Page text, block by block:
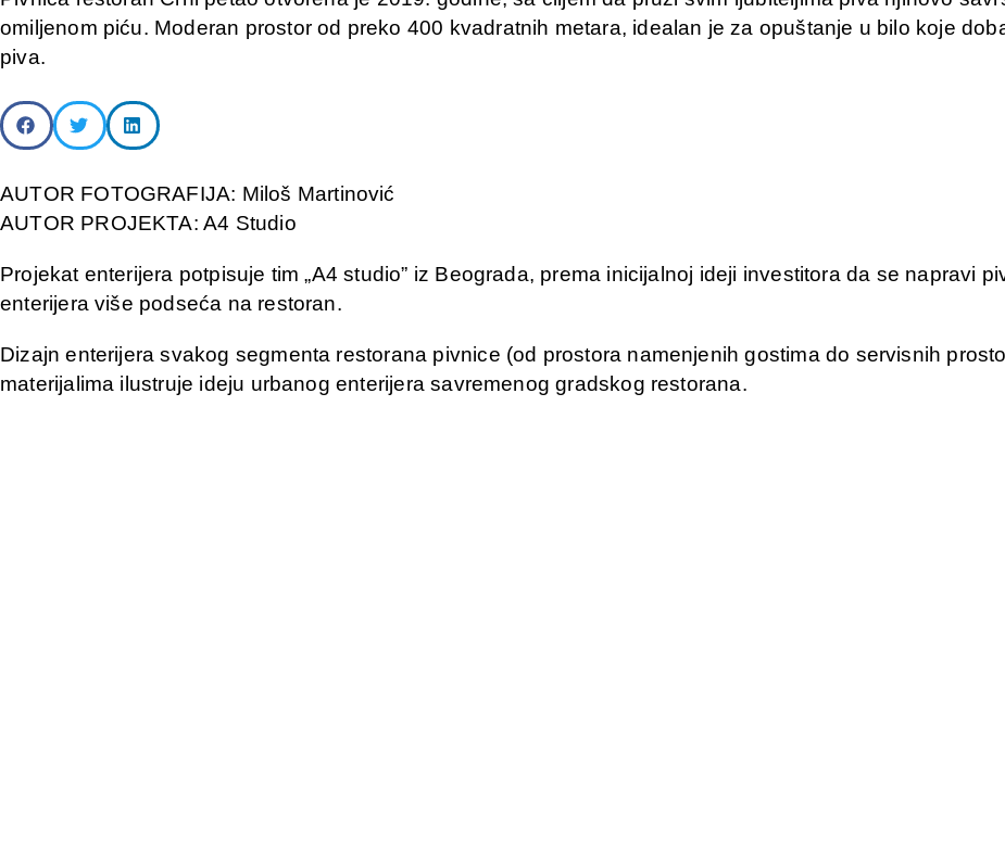
omiljenom piću. Moderan prostor od preko 400 kvadratnih metara, idealan je za opuštanje u bilo koje
piva.
AUTOR FOTOGRAFIJA: Miloš Martinović
AUTOR PROJEKTA: A4 Studio
Projekat enterijera potpisuje tim „A4 studio” iz Beograda, prema inicijalnoj ideji investitora da se napravi
enterijera više podseća na restoran.
Dizajn enterijera svakog segmenta restorana pivnice (od prostora namenjenih gostima do servisnih
materijalima ilustruje ideju urbanog enterijera savremenog gradskog restorana.